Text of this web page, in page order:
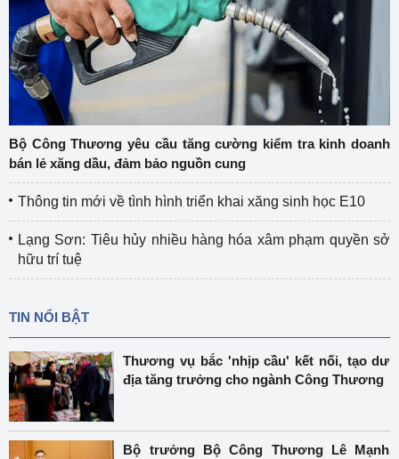
Bộ Công Thương yêu cầu tăng cường kiểm tra kinh doanh
bán lẻ xăng dầu, đảm bảo nguồn cung
Thông tin mới về tình hình triển khai xăng sinh học E10
Lạng Sơn: Tiêu hủy nhiều hàng hóa xâm phạm quyền sở
hữu trí tuệ
TIN NỔI BẬT
Thương vụ bắc 'nhịp cầu' kết nối, tạo dư
địa tăng trưởng cho ngành Công Thương
Bộ trưởng Bộ Công Thương Lê Mạnh